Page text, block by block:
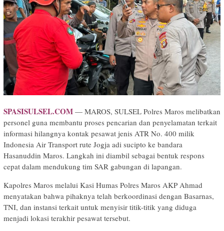
SPASISULSEL.COM — MAROS, SULSEL Polres Maros melibatkan
personel guna membantu proses pencarian dan penyelamatan terkait
informasi hilangnya kontak pesawat jenis ATR No. 400 milik
Indonesia Air Transport rute Jogja adi sucipto ke bandara
Hasanuddin Maros. Langkah ini diambil sebagai bentuk respons
cepat dalam mendukung tim SAR gabungan di lapangan.
​Kapolres Maros melalui Kasi Humas Polres Maros AKP Ahmad
menyatakan bahwa pihaknya telah berkoordinasi dengan Basarnas,
TNI, dan instansi terkait untuk menyisir titik-titik yang diduga
menjadi lokasi terakhir pesawat tersebut.